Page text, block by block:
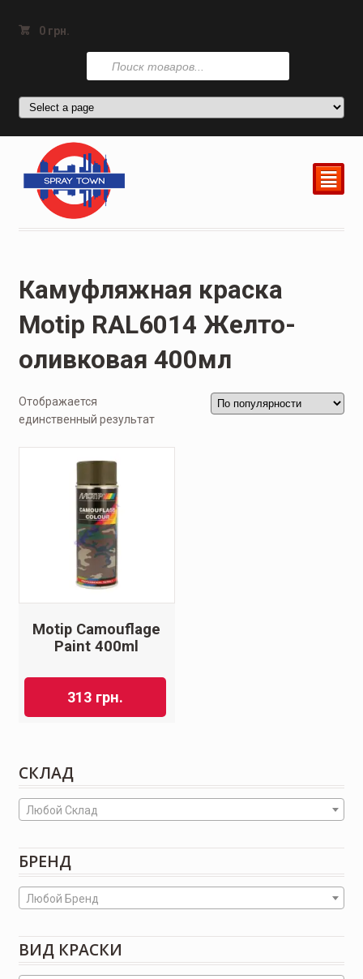
0 грн.
Поиск
товаров
²
Камуфляжная краска
Motip RAL6014 Желто-
оливковая 400мл
Отображается
единственный результат
Motip Camouflage
Paint 400ml
313 грн.
СКЛАД
Любой Склад
БРЕНД
Любой Бренд
ВИД КРАСКИ